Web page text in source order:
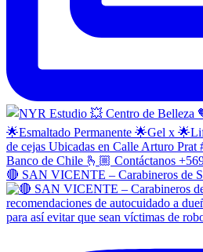
🔴 SAN VICENTE – Carabineros de